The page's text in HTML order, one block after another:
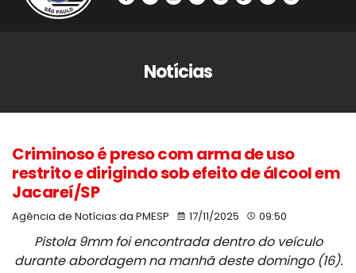
Notícias
Criminoso é preso com arma de uso
restrito e dirigindo sob efeito de álcool em
Jacareí/SP
Agência de Notícias da PMESP 17/11/2025 09:50
Pistola 9mm foi encontrada dentro do veículo
durante abordagem na manhã deste domingo (16).